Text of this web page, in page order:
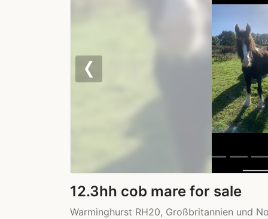
12.3hh cob mare for sale
Warminghurst RH20, Großbritannien und